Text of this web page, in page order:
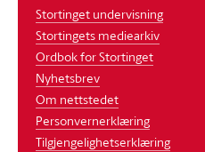
Stortinget undervisning
Stortingets mediearkiv
Ordbok for Stortinget
Nyhetsbrev
Om nettstedet
Personvernerklæring
Tilgjengelighetserklæring